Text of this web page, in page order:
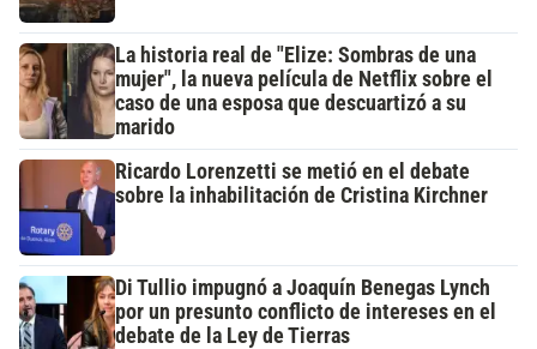
La historia real de "Elize: Sombras de una
mujer", la nueva película de Netflix sobre el
caso de una esposa que descuartizó a su
marido
Ricardo Lorenzetti se metió en el debate
sobre la inhabilitación de Cristina Kirchner
Di Tullio impugnó a Joaquín Benegas Lynch
por un presunto conflicto de intereses en el
debate de la Ley de Tierras